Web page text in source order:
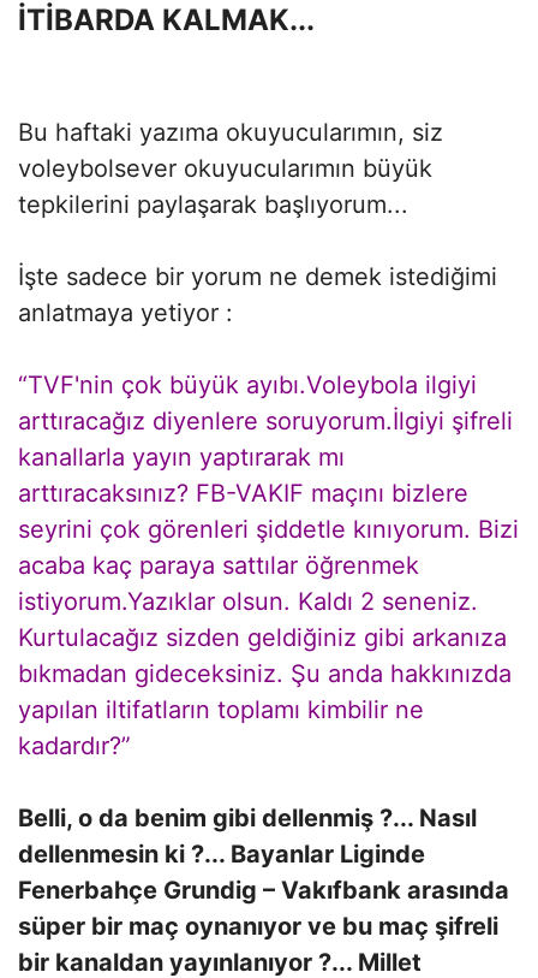
İTİBARDA KALMAK...
Bu haftaki yazıma okuyucularımın, siz
voleybolsever okuyucularımın büyük
tepkilerini paylaşarak başlıyorum...
İşte sadece bir yorum ne demek istediğimi
anlatmaya yetiyor :
“TVF'nin çok büyük ayıbı.Voleybola ilgiyi
arttıracağız diyenlere soruyorum.İlgiyi şifreli
kanallarla yayın yaptırarak mı
arttıracaksınız? FB-VAKIF maçını bizlere
seyrini çok görenleri şiddetle kınıyorum. Bizi
acaba kaç paraya sattılar öğrenmek
istiyorum.Yazıklar olsun. Kaldı 2 seneniz.
Kurtulacağız sizden geldiğiniz gibi arkanıza
bıkmadan gideceksiniz. Şu anda hakkınızda
yapılan iltifatların toplamı kimbilir ne
kadardır?”
Belli, o da benim gibi dellenmiş ?... Nasıl
dellenmesin ki ?... Bayanlar Liginde
Fenerbahçe Grundig – Vakıfbank arasında
süper bir maç oynanıyor ve bu maç şifreli
bir kanaldan yayınlanıyor ?... Millet